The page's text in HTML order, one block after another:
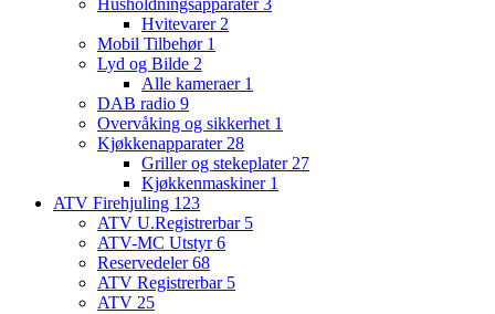
Husholdningsapparater3
Hvitevarer 2
Mobil Tilbehør 1
Lyd og Bilde 2
Alle kameraer 1
DAB radio 9
Overvåking og sikkerhet 1
Kjøkkenapparater 28
Griller og stekeplater 27
Kjøkkenmaskiner 1
ATV Firehjuling 123
ATV U.Registrerbar 5
ATV-MC Utstyr6
Reservedeler68
ATV Registrerbar 5
ATV 25